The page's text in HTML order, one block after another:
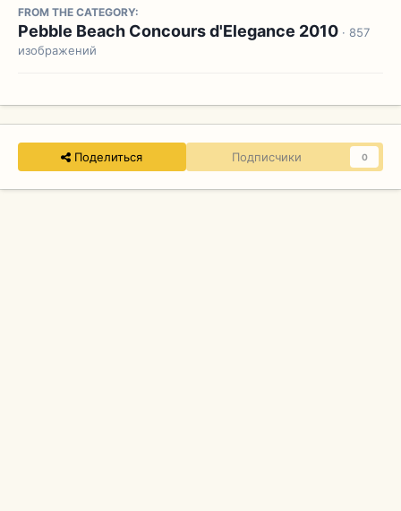
FROM THE CATEGORY:
Pebble Beach Concours d'Elegance 2010 · 857
изображений
Поделиться Подписчики 0